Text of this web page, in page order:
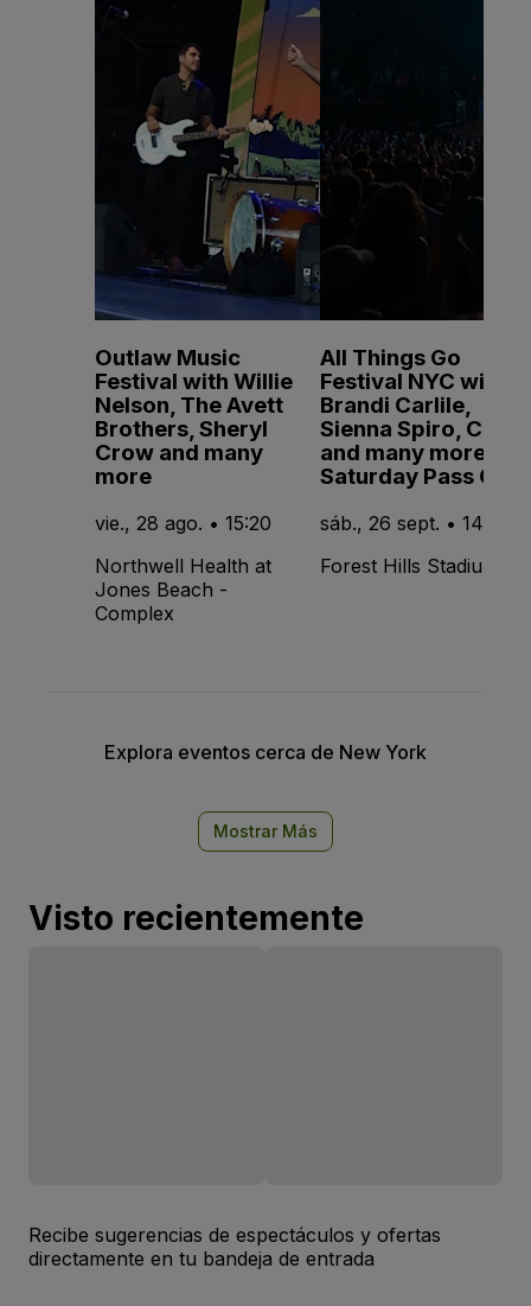
Outlaw Music
Festival with Willie
Nelson, The Avett
Brothers, Sheryl
Crow and many
more
vie., 28 ago. • 15:20
Northwell Health at
Jones Beach -
Complex
All Things Go
Festival NYC with
Brandi Carlile,
Sienna Spiro, CMAT
and many more -
Saturday Pass Only
sáb., 26 sept. • 14:15
Forest Hills Stadium
Explora eventos cerca de New York
Mostrar Más
Visto recientemente
Recibe sugerencias de espectáculos y ofertas
directamente en tu bandeja de entrada